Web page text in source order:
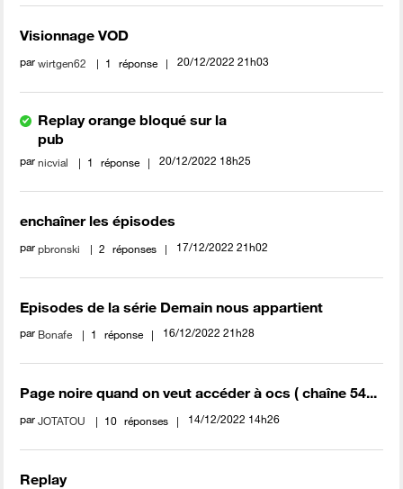
Visionnage VOD
parwirtgen62 1 réponse ‎20/12/2022 21h03
Replay orange bloqué sur la
pub
parnicvial 1 réponse ‎20/12/2022 18h25
enchaîner les épisodes
parpbronski 2 réponses ‎17/12/2022 21h02
Episodes de la série Demain nous appartient
par Bonafe 1 réponse ‎16/12/2022 21h28
Page noire quand on veut accéder à ocs ( chaîne 54...
parJOTATOU 10 réponses ‎14/12/2022 14h26
Replay